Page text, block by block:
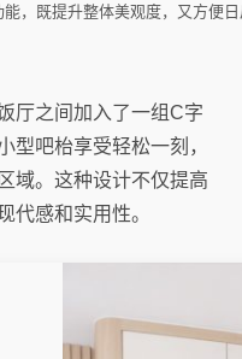
能，既提升整体美观度，又方便
厅之间加入了一组C字
型吧枱享受轻松一刻，
域。这种设计不仅提高
代感和实用性。